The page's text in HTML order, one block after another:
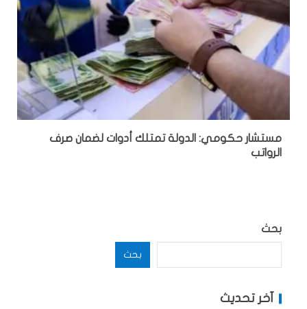
مستشار حكومي: الدولة تمتلك أدوات لضمان صرف
الرواتب
بحث
بحث
آخر تحديث